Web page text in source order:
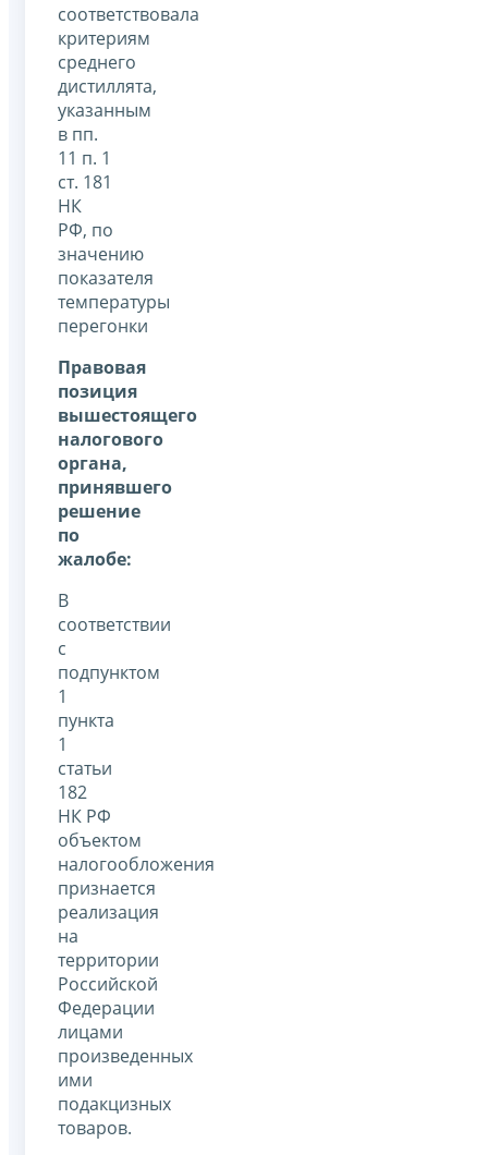
соответствовала
критериям
среднего
дистиллята,
указанным
в пп.
11 п. 1
ст. 181
НК
РФ, по
значению
показателя
температуры
перегонки
Правовая
позиция
вышестоящего
налогового
органа,
принявшего
решение
по
жалобе:
В
соответствии
с
подпунктом
1
пункта
1
статьи
182
НК РФ
объектом
налогообложения
признается
реализация
на
территории
Российской
Федерации
лицами
произведенных
ими
подакцизных
товаров.